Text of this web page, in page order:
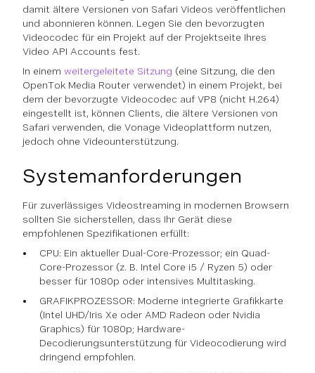
damit ältere Versionen von Safari Videos veröffentlichen
und abonnieren können. Legen Sie den bevorzugten
Videocodec für ein Projekt auf der Projektseite Ihres
Video API Accounts fest.
In einem weitergeleitete Sitzung (eine Sitzung, die den
OpenTok Media Router verwendet) in einem Projekt, bei
dem der bevorzugte Videocodec auf VP8 (nicht H.264)
eingestellt ist, können Clients, die ältere Versionen von
Safari verwenden, die Vonage Videoplattform nutzen,
jedoch ohne Videounterstützung.
Systemanforderungen
Für zuverlässiges Videostreaming in modernen Browsern
sollten Sie sicherstellen, dass Ihr Gerät diese
empfohlenen Spezifikationen erfüllt:
CPU: Ein aktueller Dual-Core-Prozessor; ein Quad-
Core-Prozessor (z. B. Intel Core i5 / Ryzen 5) oder
besser für 1080p oder intensives Multitasking.
GRAFIKPROZESSOR: Moderne integrierte Grafikkarte
(Intel UHD/Iris Xe oder AMD Radeon oder Nvidia
Graphics) für 1080p; Hardware-
Decodierungsunterstützung für Videocodierung wird
dringend empfohlen.